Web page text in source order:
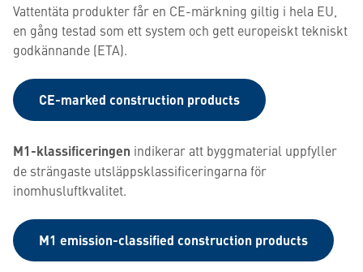
Vattentäta produkter får en CE-märkning giltig i hela EU,
en gång testad som ett system och gett europeiskt tekniskt
godkännande (ETA).
CE-marked construction products
M1-klassificeringen indikerar att byggmaterial uppfyller
de strängaste utsläppsklassificeringarna för
inomhusluftkvalitet.
M1 emission-classified construction products